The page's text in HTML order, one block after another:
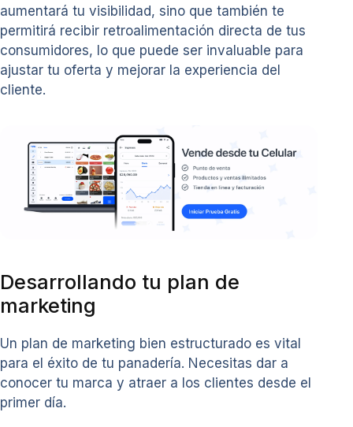
aumentará tu visibilidad, sino que también te
permitirá recibir retroalimentación directa de tus
consumidores, lo que puede ser invaluable para
ajustar tu oferta y mejorar la experiencia del
cliente.
Desarrollando tu plan de
marketing
Un plan de marketing bien estructurado es vital
para el éxito de tu panadería. Necesitas dar a
conocer tu marca y atraer a los clientes desde el
primer día.